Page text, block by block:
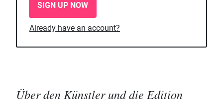
SIGN UP NOW
Already have an account?
Über den Künstler und die Edition